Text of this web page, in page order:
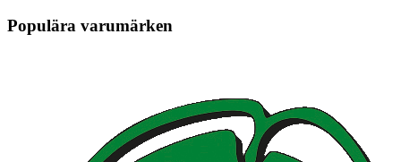
Populära varumärken